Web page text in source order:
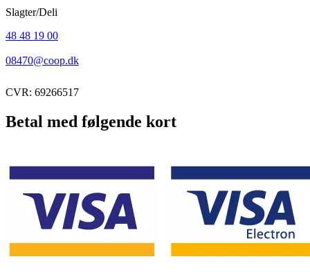
Slagter/Deli
48 48 19 00
08470@coop.dk
CVR: 69266517
Betal med følgende kort